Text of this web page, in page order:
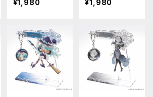
琴里）
¥1,980
乃）
¥1,980